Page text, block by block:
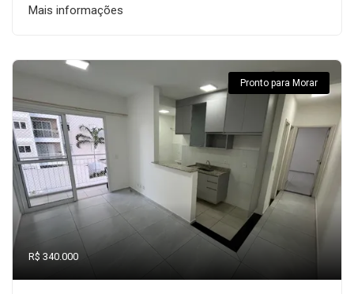
Mais informações
Pronto para Morar
R$ 340.000